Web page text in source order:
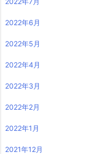
2022年6月
2022年5月
2022年4月
2022年3月
2022年2月
2022年1月
2021年12月